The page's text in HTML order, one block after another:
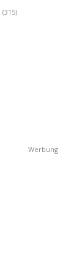
(315)